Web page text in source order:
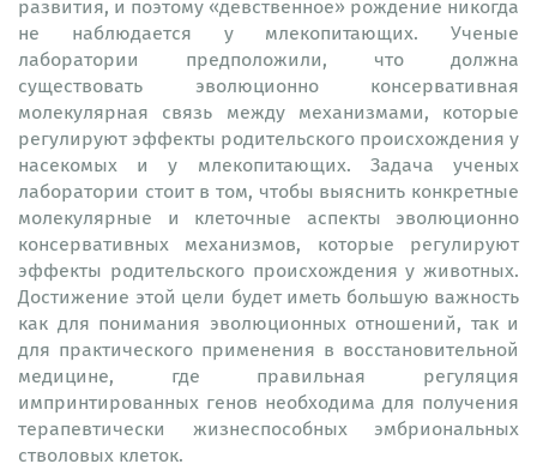
развития, и поэтому «девственное» рождение никогда
не наблюдается у млекопитающих. Ученые
лаборатории предположили, что должна
существовать эволюционно консервативная
молекулярная связь между механизмами, которые
регулируют эффекты родительского происхождения у
насекомых и у млекопитающих. Задача ученых
лаборатории стоит в том, чтобы выяснить конкретные
молекулярные и клеточные аспекты эволюционно
консервативных механизмов, которые регулируют
эффекты родительского происхождения у животных.
Достижение этой цели будет иметь большую важность
как для понимания эволюционных отношений, так и
для практического применения в восстановительной
медицине, где правильная регуляция
импринтированных генов необходима для получения
терапевтически жизнеспособных эмбриональных
стволовых клеток.